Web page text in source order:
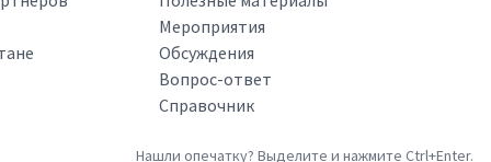
Мероприятия
Обсуждения
Вопрос-ответ
Справочник
Нашли опечатку? Выделите и нажмите Ctrl+Enter.